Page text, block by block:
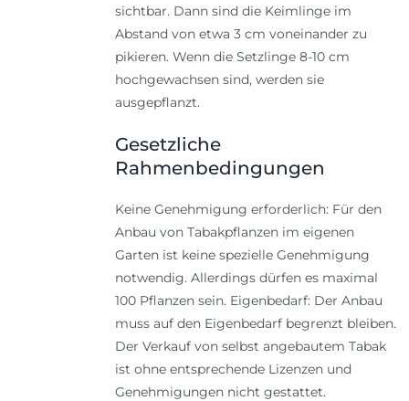
sichtbar. Dann sind die Keimlinge im
Abstand von etwa 3 cm voneinander zu
pikieren. Wenn die Setzlinge 8-10 cm
hochgewachsen sind, werden sie
ausgepflanzt.
Gesetzliche
Rahmenbedingungen
Keine Genehmigung erforderlich: Für den
Anbau von Tabakpflanzen im eigenen
Garten ist keine spezielle Genehmigung
notwendig. Allerdings dürfen es maximal
100 Pflanzen sein. Eigenbedarf: Der Anbau
muss auf den Eigenbedarf begrenzt bleiben.
Der Verkauf von selbst angebautem Tabak
ist ohne entsprechende Lizenzen und
Genehmigungen nicht gestattet.